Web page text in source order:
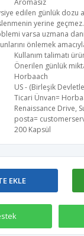
Aromasız
edilen günlük dozu
yerine
varsa uzmana
önlemek
Kullanım talimatı
Önerilen günlük
Horbaach
US - (Birleşik
Ticari Ünvan=
Renaissance Drive,
posta=
200 Kapsül
EKLE